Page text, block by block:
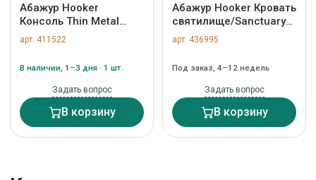
Абажур Hooker
Консоль Thin Metal
Console арт. ZN-
411522
арт. 411522
В наличии, 1–3 дня · 1 шт.
Задать вопрос
В корзину
Абажур Hooker Кровать
святилище/Sanctuary
размер король арт. ZN-
436995
арт. 436995
Под заказ, 4–12 недель
Задать вопрос
В корзину